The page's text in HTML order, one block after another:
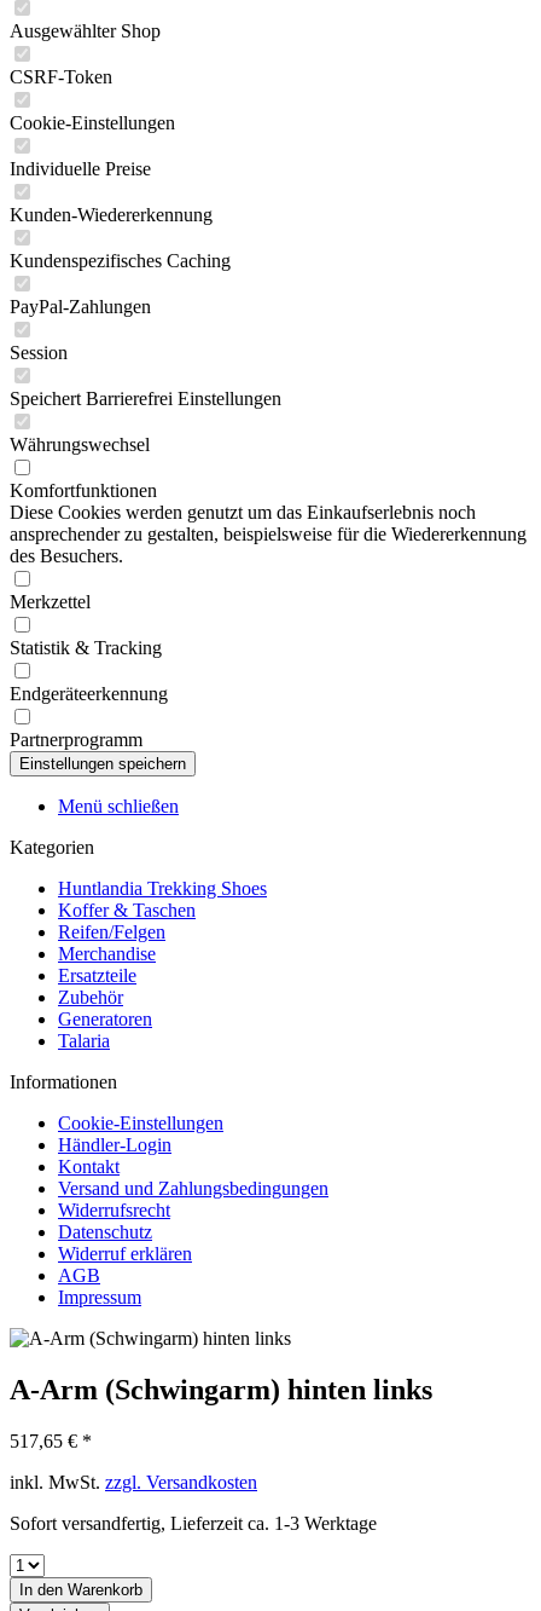
Ausgewählter Shop
CSRF-Token
Cookie-Einstellungen
Individuelle Preise
Kunden-Wiedererkennung
Kundenspezifisches Caching
PayPal-Zahlungen
Session
Speichert Barrierefrei Einstellungen
Währungswechsel
Komfortfunktionen
Diese Cookies werden genutzt um das Einkaufserlebnis noch
ansprechender zu gestalten, beispielsweise für die Wiedererkennung
des Besuchers.
Merkzettel
Statistik & Tracking
Endgeräteerkennung
Partnerprogramm
Menü schließen
Kategorien
Huntlandia Trekking Shoes
Koffer & Taschen
Reifen/Felgen
Merchandise
Ersatzteile
Zubehör
Generatoren
Talaria
Informationen
Cookie-Einstellungen
Händler-Login
Kontakt
Versand und Zahlungsbedingungen
Widerrufsrecht
Datenschutz
Widerruf erklären
AGB
Impressum
A-Arm (Schwingarm) hinten links
517,65 € *
inkl. MwSt. zzgl. Versandkosten
Sofort versandfertig, Lieferzeit ca. 1-3 Werktage
In den Warenkorb